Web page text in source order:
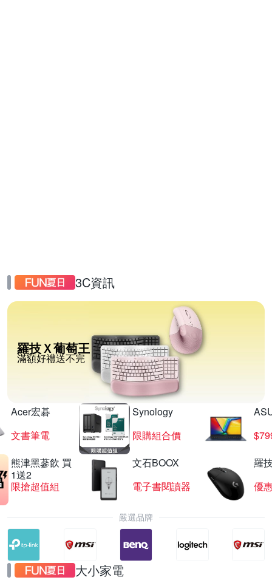
3C資訊
羅技Ｘ葡萄王
滿額好禮送不完
Acer宏碁
文書筆電
Synology
限購組合價
熊津黑蔘飲 買
1送2
限搶超值組
文石BOOX
電子書閱讀器
羅
優
嚴選品牌
大小家電